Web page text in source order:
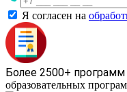
Я согласен на
Более 2500+ программ
образовательных